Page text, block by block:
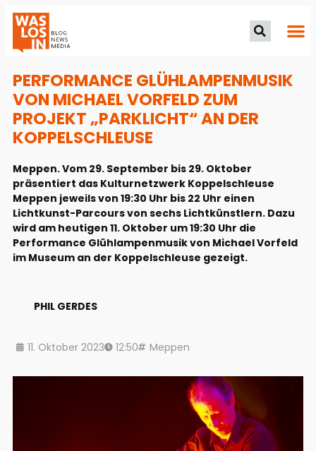
PERFORMANCE GLÜHLAMPENMUSIK
VON MICHAEL VORFELD ZUM
PROJEKT „PARKLICHT“ AN DER
KOPPELSCHLEUSE
Meppen. Vom 29. September bis 29. Oktober
präsentiert das Kulturnetzwerk Koppelschleuse
Meppen jeweils von 19:30 Uhr bis 22 Uhr einen
Lichtkunst-Parcours von sechs Lichtkünstlern. Dazu
wird am heutigen 11. Oktober um 19:30 Uhr die
Performance Glühlampenmusik von Michael Vorfeld
im Museum an der Koppelschleuse gezeigt.
PHIL GERDES
11. Oktober 2023 12:50 Meppen